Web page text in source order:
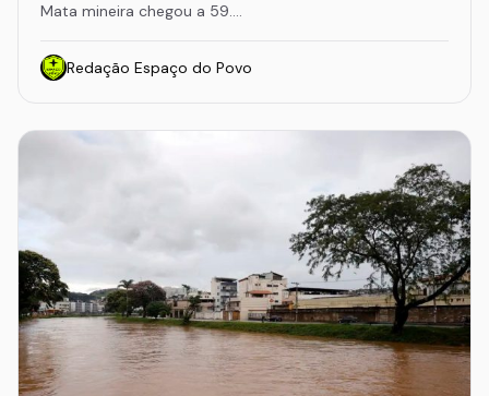
Mata mineira chegou a 59.…
Redação Espaço do Povo